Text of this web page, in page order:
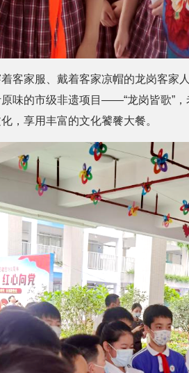
客家服、戴着客家凉帽的龙岗客家
味的市级非遗项目——“龙岗皆歌”
，享用丰富的文化饕餮大餐。